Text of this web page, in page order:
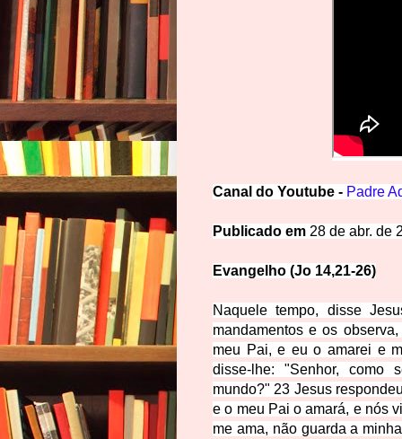
Canal do Youtube - Padre
Publicado em 28 de abr. de
Evangelho (Jo 14,21-26)
Naquele tempo, disse
mandamentos e os
meu Pai, e eu o amarei e
disse-lhe: "Senhor,
mundo?" 23 Jesus
e o meu Pai o amará, e nós
me ama, não guarda a